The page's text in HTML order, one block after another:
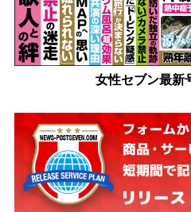
女性セブン最新